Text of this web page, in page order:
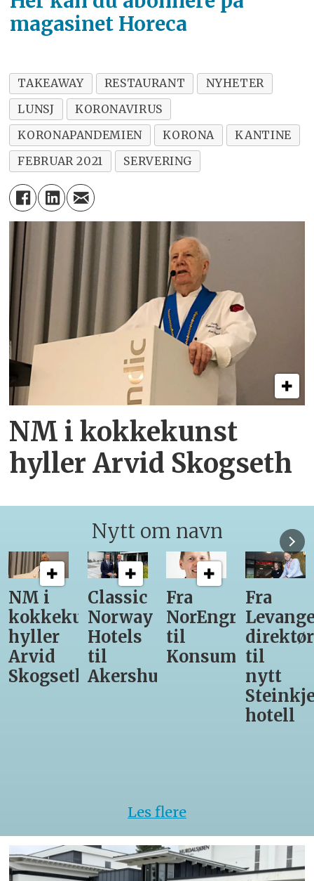
magasinet Horeca
TAKEAWAY RESTAURANT
NYHETER
LUNSJ
KORONAVIRUS
KORONAPANDEMIEN
KORONA
KANTINE
FEBRUAR 2021
SERVERING
NM i kokkekunst
hyller Arvid Skogseth
Nytt om navn
Classic
Norway
Hotels
til
Akershus
Fra
NorEngros
til
Konsumgruppen
Fra
Levanger-
direktør
til
Steinkjer-
12
får
være
med
Asko
Les flere